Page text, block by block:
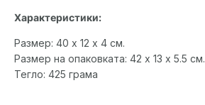
Характеристики:
Размер: 40 х 12 х 4 см.
Размер на опаковката: 42 х 13 х 5.5 см.
Тегло: 425 грама